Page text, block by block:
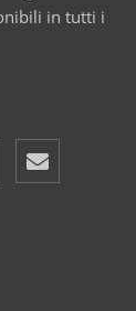
in tutti i